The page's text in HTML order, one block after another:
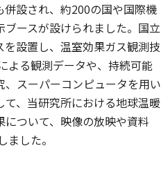
設され、約200の国や国際機
ースが設けられました。国立
設置し、温室効果ガス観測技
よる観測データや、持続可能
スーパーコンピュータを用い
、当研究所における地球温暖
ついて、映像の放映や資料
した。